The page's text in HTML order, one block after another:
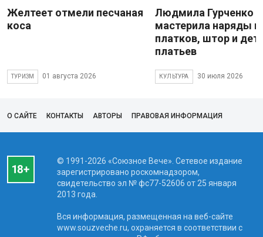
Желтеет отмели песчаная
коса
ТУРИЗМ 01 августа 2026
Людмила Гурченко
мастерила наряды
платков, штор и
платьев
КУЛЬТУРА 30 июля 2026
О САЙТЕ КОНТАКТЫ АВТОРЫ ПРАВОВАЯ ИНФОРМАЦИЯ
© 1991-2026 «Союзное Вече». Сетевое издание
зарегистрировано роскомнадзором,
свидетельство эл № фc77-52606 от 25 января
2013 года.
Вся информация, размещенная на веб-сайте
www.souzveche.ru, охраняется в соответствии с